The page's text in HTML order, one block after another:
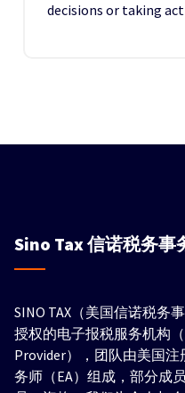
decisions or taking
Sino Tax信诺税务事
SINO TAX（美国信诺税务
授权的电子报税服务机构
Provider），团队由美国
务师（EA）组成，部分成